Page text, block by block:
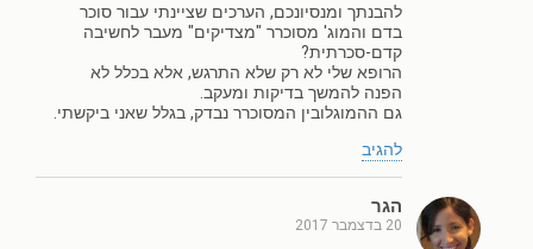
להבנתך ומנסיונכם, הערכים שציינתי עבור סוכר
בדם והמוג' מסוכרר "מצדיקים" מעבר לחשיבה
קדם-סכרתית?
הרופא שלי לא רק שלא התרגש, אלא בכלל לא
הפנה להמשך בדיקות ומעקב.
גם ההמוגלובין המסוכרר נבדק, בגלל שאני ביקשתי.
להגיב
הגר
20 בדצמבר 2017